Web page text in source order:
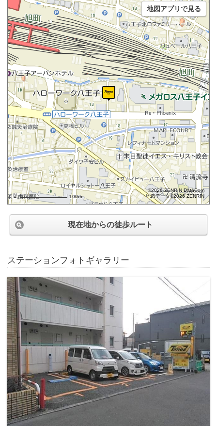
100m
©2026 ZENRIN DataCom
地図データ©2026 ZENRIN
地図アプリで見る
現在地からの徒歩ルート
ステーションフォトギャラリー